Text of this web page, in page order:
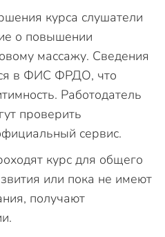
курса слушатели
о повышении
массажу. Сведения
в ФИС ФРДО, что
Работодатель
проверить
сервис.
курс для общего
или пока не имеют
получают